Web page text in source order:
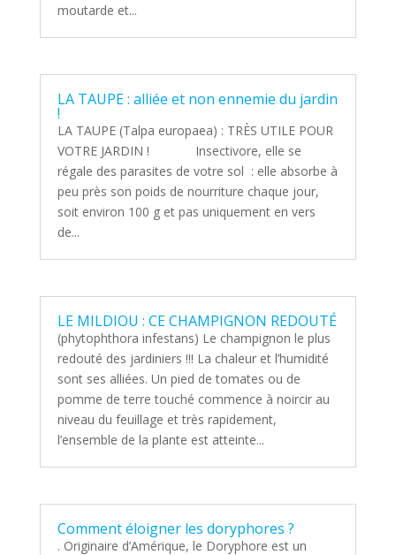
moutarde et...
LA TAUPE : alliée et non ennemie du jardin
!
LA TAUPE (Talpa europaea) : TRÈS UTILE POUR
VOTRE JARDIN ! Insectivore, elle se
régale des parasites de votre sol : elle absorbe à
peu près son poids de nourriture chaque jour,
soit environ 100 g et pas uniquement en vers
de...
LE MILDIOU : CE CHAMPIGNON REDOUTÉ
(phytophthora infestans) Le champignon le plus
redouté des jardiniers !!! La chaleur et l’humidité
sont ses alliées. Un pied de tomates ou de
pomme de terre touché commence à noircir au
niveau du feuillage et très rapidement,
l’ensemble de la plante est atteinte...
Comment éloigner les doryphores ?
. Originaire d’Amérique, le Doryphore est un